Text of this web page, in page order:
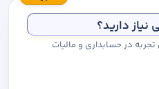
نیاز دارید؟
— بیش از ۲۵ سال تجربه در حسابداری و مالیات